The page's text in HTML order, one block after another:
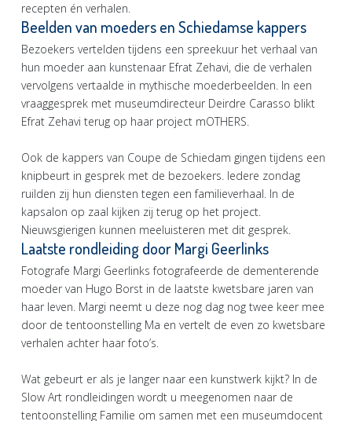
recepten én verhalen.
Beelden van moeders en Schiedamse kappers
Bezoekers vertelden tijdens een spreekuur het verhaal van
hun moeder aan kunstenaar Efrat Zehavi, die de verhalen
vervolgens vertaalde in mythische moederbeelden. In een
vraaggesprek met museumdirecteur Deirdre Carasso blikt
Efrat Zehavi terug op haar project mOTHERS.
Ook de kappers van Coupe de Schiedam gingen tijdens een
knipbeurt in gesprek met de bezoekers. Iedere zondag
ruilden zij hun diensten tegen een familieverhaal. In de
kapsalon op zaal kijken zij terug op het project.
Nieuwsgierigen kunnen meeluisteren met dit gesprek.
Laatste rondleiding door Margi Geerlinks
Fotografe Margi Geerlinks fotografeerde de dementerende
moeder van Hugo Borst in de laatste kwetsbare jaren van
haar leven. Margi neemt u deze nog dag nog twee keer mee
door de tentoonstelling Ma en vertelt de even zo kwetsbare
verhalen achter haar foto’s.
Wat gebeurt er als je langer naar een kunstwerk kijkt? In de
Slow Art rondleidingen wordt u meegenomen naar de
tentoonstelling Familie om samen met een museumdocent